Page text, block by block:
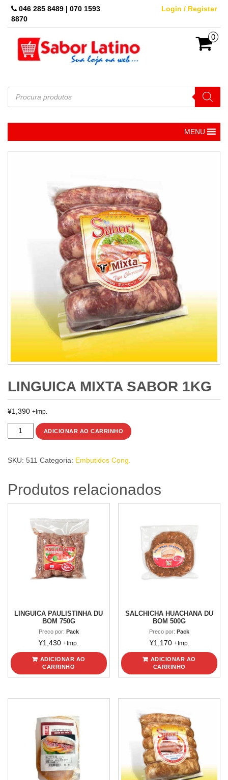
Skip
046 285 8489 | 070 1593
8870
Login / Register
0
Pesquisar
produtos
MENU
LINGUICA MIXTA SABOR 1KG
¥1,390 +Imp.
LINGUICA
MIXTA
ADICIONAR AO CARRINHO
SKU: 511 Categoria: Embutidos Cong.
Produtos relacionados
LINGUICA PAULISTINHA DU
BOM 750G
Preco por: Pack
¥1,430 +Imp.
ADICIONAR AO
CARRINHO
SALCHICHA HUACHANA DU
BOM 500G
Preco por:Pack
¥1,170 +Imp.
ADICIONAR AO
CARRINHO